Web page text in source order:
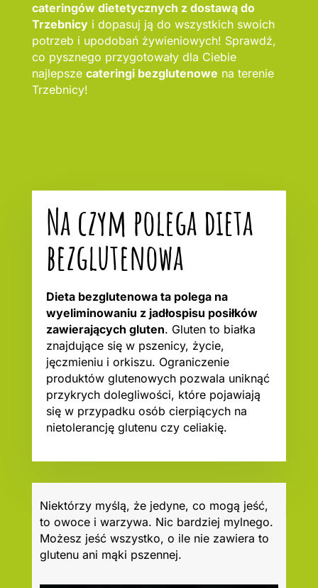
cateringów dietetycznych z dostawą do
Trzebnicyi dopasuj ją do wszystkich swoich
potrzeb i upodobań żywieniowych! Sprawdź,
co pysznego przygotowały dla Ciebie
najlepsze cateringi bezglutenowe na terenie
Trzebnicy!
Na czym polega dieta
bezglutenowa
Dieta bezglutenowa ta polega na
wyeliminowaniu z jadłospisu posiłków
zawierających gluten. Gluten to białka
znajdujące się w pszenicy, życie,
jęczmieniu i orkiszu. Ograniczenie
produktów glutenowych pozwala uniknąć
przykrych dolegliwości, które pojawiają
się w przypadku osób cierpiących na
nietolerancję glutenu czy celiakię.
Niektórzy myślą, że jedyne, co mogą jeść,
to owoce i warzywa. Nic bardziej mylnego.
Możesz jeść wszystko, o ile nie zawiera to
glutenu ani mąki pszennej.